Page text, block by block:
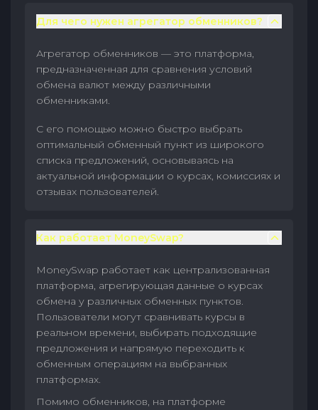
Для чего нужен агрегатор обменников?
Агрегатор обменников — это платформа,
предназначенная для сравнения условий
обмена валют между различными
обменниками.
С его помощью можно быстро выбрать
оптимальный обменный пункт из широкого
списка предложений, основываясь на
актуальной информации о курсах, комиссиях и
отзывах пользователей.
Как работает MoneySwap?
MoneySwap работает как централизованная
платформа, агрегирующая данные о курсах
обмена у различных обменных пунктов.
Пользователи могут сравнивать курсы в
реальном времени, выбирать подходящие
предложения и напрямую переходить к
обменным операциям на выбранных
платформах.
Помимо обменников, на платформе